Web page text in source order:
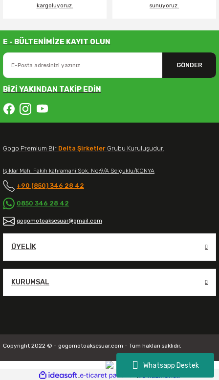
Whatsapp Destek
kargoluyoruz.
sunuyoruz.
E - BÜLTENİMİZE KAYIT OLUN
GÖNDER
BİZİ YAKINDAN TAKİP EDİN
Gogo Premium Bir Delta Şirketler Grubu Kuruluşudur.
Işıklar Mah. Fakih kahramani Sok. No:9/A Selçuklu/KONYA
+90 (850) 346 28 42
0850 346 28 42
gogomotoaksesuar@gmail.com
ÜYELIK
KURUMSAL
Copyright 2022 © - gogomotoaksesuar.com - Tüm hakları saklıdır.
ideasoft